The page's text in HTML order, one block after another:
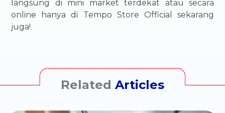
langsung di mini market terdekat atau secara
online hanya di Tempo Store Official sekarang
juga!
Related Articles